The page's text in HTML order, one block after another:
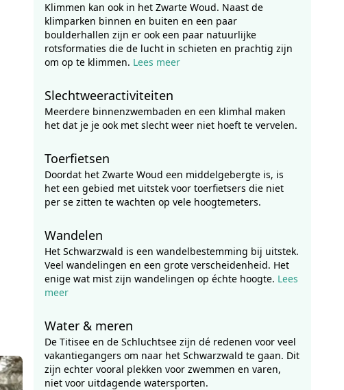
Klimmen kan ook in het Zwarte Woud. Naast de
klimparken binnen en buiten en een paar
boulderhallen zijn er ook een paar natuurlijke
rotsformaties die de lucht in schieten en prachtig zijn
om op te klimmen. Lees meer
Slechtweeractiviteiten
Meerdere binnenzwembaden en een klimhal maken
het dat je je ook met slecht weer niet hoeft te vervelen.
Toerfietsen
Doordat het Zwarte Woud een middelgebergte is, is
het een gebied met uitstek voor toerfietsers die niet
per se zitten te wachten op vele hoogtemeters.
Wandelen
Het Schwarzwald is een wandelbestemming bij uitstek.
Veel wandelingen en een grote verscheidenheid. Het
enige wat mist zijn wandelingen op échte hoogte. Lees
meer
Water & meren
De Titisee en de Schluchtsee zijn dé redenen voor veel
vakantiegangers om naar het Schwarzwald te gaan. Dit
zijn echter vooral plekken voor zwemmen en varen,
niet voor uitdagende watersporten.